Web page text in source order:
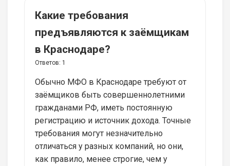
Какие требования
предъявляются к заёмщикам
в Краснодаре?
Ответов: 1
Обычно МФО в Краснодаре требуют от
заёмщиков быть совершеннолетними
гражданами РФ, иметь постоянную
регистрацию и источник дохода. Точные
требования могут незначительно
отличаться у разных компаний, но они,
как правило, менее строгие, чем у